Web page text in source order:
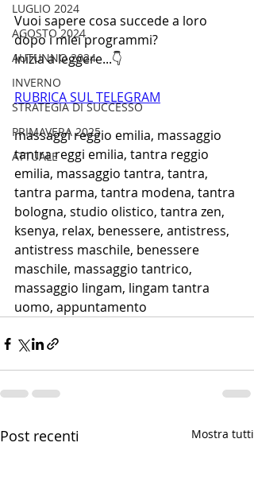
LUGLIO 2024
AGOSTO 2024
AUTUNNO 2024
INVERNO
STRATEGIA DI SUCCESSO
PRIMAVERA 2025
ATTUALE
Vuoi sapere cosa succede a loro
dopo i miei programmi?
Inizia a leggere...👇
RUBRICA SUL TELEGRAM
massaggi reggio emilia, massaggio
tantra reggi emilia, tantra reggio
emilia, massaggio tantra, tantra,
tantra parma, tantra modena, tantra
bologna, studio olistico, tantra zen,
ksenya, relax, benessere, antistress,
antistress maschile, benessere
maschile, massaggio tantrico,
massaggio lingam, lingam tantra
uomo, appuntamento
Post recenti Mostra tutti